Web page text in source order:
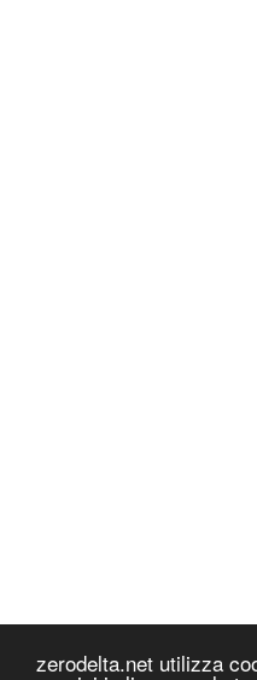
zerodelta.net utilizza